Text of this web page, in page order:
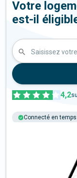
Votre
est-il
Saisissez
4,2
Connecté en